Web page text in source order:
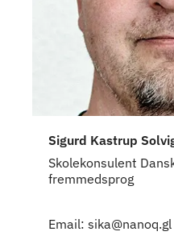
Sigurd Kastrup
Skolekonsulent
fremmedsprog
Email: sika@nanoq.gl